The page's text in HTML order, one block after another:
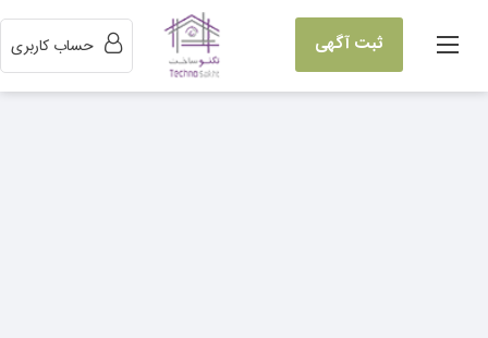
ثبت آگهی حساب کاربری